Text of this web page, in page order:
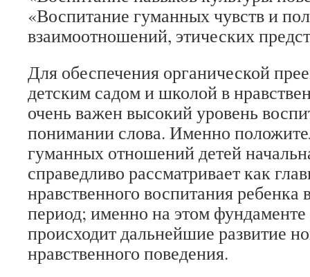
«Воспитание гуманных чувств и
взаимоотношений, этических
Для обеспечения органической
детским садом и школой в
очень важен высокий уровень
понимании слова. Именно
гуманных отношений детей
справедливо рассматривает как
нравственного воспитания
период; именно на этом
происходит дальнейшие развитие
нравственного поведения.